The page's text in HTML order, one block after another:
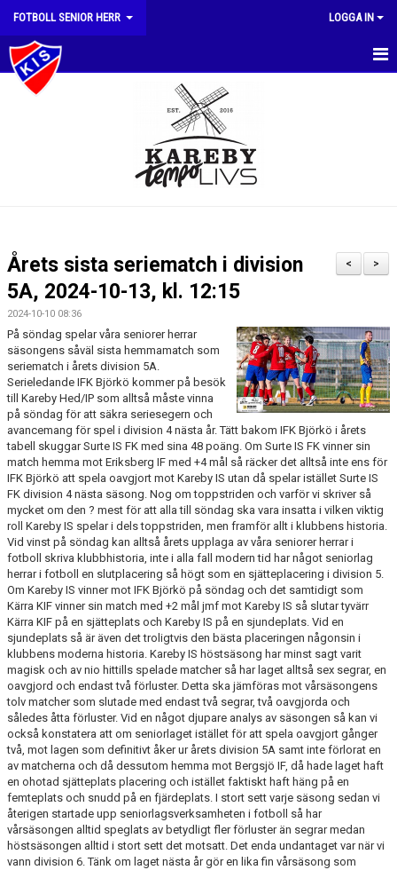
FOTBOLL SENIOR HERR LOGGA IN
HEM
BILDGALLERI
DOKUMENT
KONTAKT
>
<
Årets sista seriematch i division
5A, 2024-10-13, kl. 12:15
2024-10-10 08:36
På söndag spelar våra seniorer herrar
säsongens såväl sista hemmamatch som
seriematch i årets division 5A.
Serieledande IFK Björkö kommer på besök
till Kareby Hed/IP som alltså måste vinna
på söndag för att säkra seriesegern och
avancemang för spel i division 4 nästa år. Tätt bakom IFK Björkö i årets
tabell skuggar Surte IS FK med sina 48 poäng. Om Surte IS FK vinner sin
match hemma mot Eriksberg IF med +4 mål så räcker det alltså inte ens för
IFK Björkö att spela oavgjort mot Kareby IS utan då spelar istället Surte IS
FK division 4 nästa säsong. Nog om toppstriden och varför vi skriver så
mycket om den ? mest för att alla till söndag ska vara insatta i vilken viktig
roll Kareby IS spelar i dels toppstriden, men framför allt i klubbens historia.
Vid vinst på söndag kan alltså årets upplaga av våra seniorer herrar i
fotboll skriva klubbhistoria, inte i alla fall modern tid har något seniorlag
herrar i fotboll en slutplacering så högt som en sjätteplacering i division 5.
Om Kareby IS vinner mot IFK Björkö på söndag och det samtidigt som
Kärra KIF vinner sin match med +2 mål jmf mot Kareby IS så slutar tyvärr
Kärra KIF på en sjätteplats och Kareby IS på en sjundeplats. Vid en
sjundeplats så är även det troligtvis den bästa placeringen någonsin i
klubbens moderna historia. Kareby IS höstsäsong har minst sagt varit
magisk och av nio hittills spelade matcher så har laget alltså sex segrar, en
oavgjord och endast två förluster. Detta ska jämföras mot vårsäsongens
tolv matcher som slutade med endast två segrar, två oavgjorda och
således åtta förluster. Vid en något djupare analys av säsongen så kan vi
också konstatera att om seniorlaget istället för att spela oavgjort gånger
två, mot lagen som definitivt åker ur årets division 5A samt inte förlorat en
av matcherna och då dessutom hemma mot Bergsjö IF, då hade laget haft
en ohotad sjätteplats placering och istället faktiskt haft häng på en
femteplats och snudd på en fjärdeplats. I stort sett varje säsong sedan vi
återigen startade upp seniorlagsverksamheten i fotboll så har
vårsäsongen alltid speglats av betydligt fler förluster än segrar medan
höstsäsongen alltid i stort sett det motsatt. Det enda undantaget var när vi
vann division 6. Tänk om laget nästa år gör en lika fin vårsäsong som